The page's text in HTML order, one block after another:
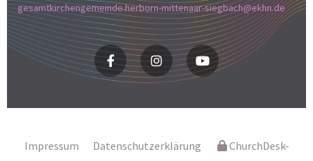
gesamtkirchengemeinde.herborn-mittenaar-siegbach@ekhn.de
Impressum Datenschutzerklärung
ChurchDesk-